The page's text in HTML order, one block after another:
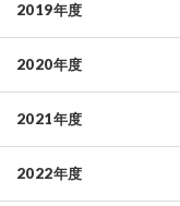
2019年度
2020年度
2021年度
2022年度